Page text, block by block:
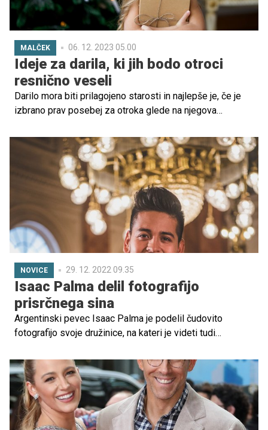
MALČEK 06. 12. 2023 05.00
Ideje za darila, ki jih bodo otroci
resnično veseli
Darilo mora biti prilagojeno starosti in najlepše je, če je
izbrano prav posebej za otroka glede na njegova
se je prej smiselno posvetovati s starši, sicer pa vam
ponujamo še nekaj idej, s katerimi boste zagotovo
razveselili najmlajše in zarisali nasmehe na srečne
obrazke.
NOVICE 29. 12. 2022 09.35
Isaac Palma delil fotografijo
prisrčnega sina
Argentinski pevec Isaac Palma je podelil čudovito
fotografijo svoje družinice, na kateri je videti tudi